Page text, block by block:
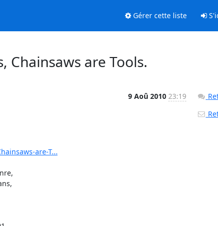
Gérer cette liste
Chainsaws are Tools.
9 Aoû 2010 23:19
are-T...